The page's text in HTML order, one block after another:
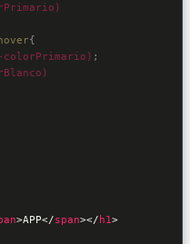
{
;
>APP</span></ h1>